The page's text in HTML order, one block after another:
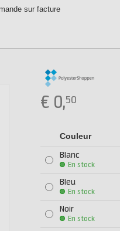
sur facture
€ 0,50
Couleur
Blanc
En stock
Bleu
En stock
Noir
En stock